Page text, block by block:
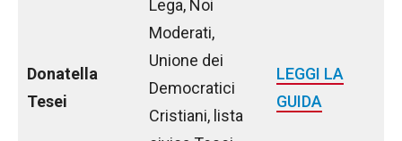
Donatella
Tesei
Lega, Noi
Moderati,
Unione dei
Democratici
Cristiani, lista
LEGGI LA
GUIDA